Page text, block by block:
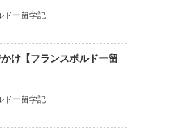
ドー留学記
け【フランスボルドー留
ドー留学記